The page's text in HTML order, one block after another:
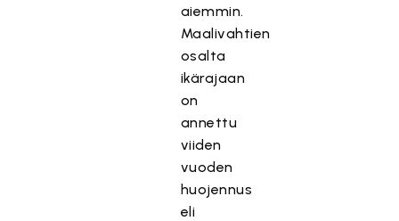
aiemmin.
Maalivahtien
osalta
ikärajaan
on
annettu
viiden
vuoden
huojennus
eli